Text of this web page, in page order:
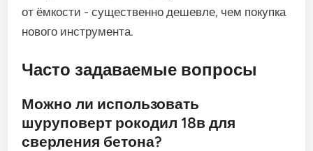
от ёмкости - существенно дешевле, чем покупка
нового инструмента.
Часто задаваемые вопросы
Можно ли использовать
шуруповерт рокодил 18в для
сверления бетона?